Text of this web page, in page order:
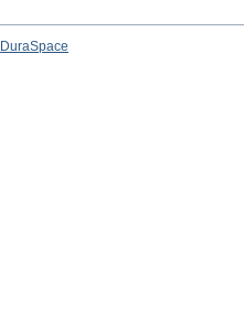
DuraSpace